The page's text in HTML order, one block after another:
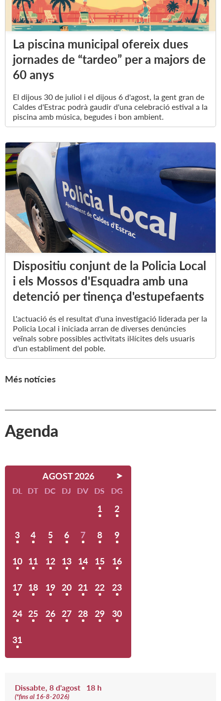
La piscina municipal ofereix dues
jornades de “tardeo” per a majors de
60 anys
El dijous 30 de juliol i el dijous 6 d'agost, la gent gran de
Caldes d'Estrac podrà gaudir d'una celebració estival a la
piscina amb música, begudes i bon ambient.
Dispositiu conjunt de la Policia Local
i els Mossos d'Esquadra amb una
detenció per tinença d'estupefaents
L'actuació és el resultat d'una investigació liderada per la
Policia Local i iniciada arran de diverses denúncies
veïnals sobre possibles activitats il·lícites dels usuaris
d'un establiment del poble.
Més notícies
Agenda
AGOST 2026
DL DT DC DJ DV DS DG
1 2
3 4 5 6 7 8 9
10 11 12 13 14 15 16
17 18 19 20 21 22 23
24 25 26 27 28 29 30
31
Dissabte, 8 d'agost 18 h
(*fins al 16-8-2026)